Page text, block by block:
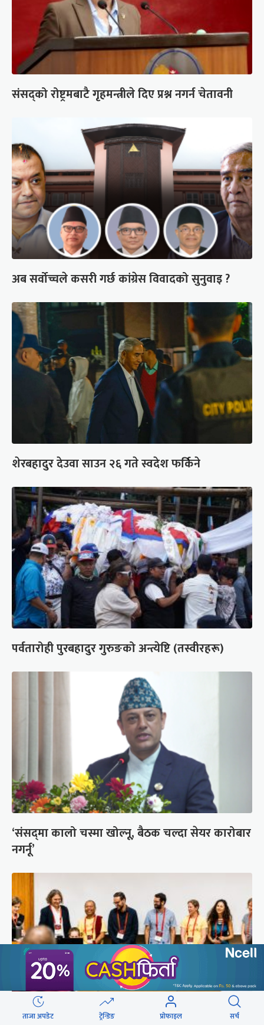
संसद्को रोष्ट्रमबाटै गृहमन्त्रीले दिए प्रश्न नगर्न चेतावनी
अब सर्वोच्चले कसरी गर्छ कांग्रेस विवादको सुनुवाइ ?
शेरबहादुर देउवा साउन २६ गते स्वदेश फर्किने
पर्वतारोही पुरबहादुर गुरुङको अन्त्येष्टि (तस्वीरहरू)
‘संसद्‍मा कालो चस्मा खोल्नू, बैठक चल्दा सेयर कारोबार
नगर्नू’
ताजा अपडेट ट्रेन्डिङ प्रोफाइल सर्च